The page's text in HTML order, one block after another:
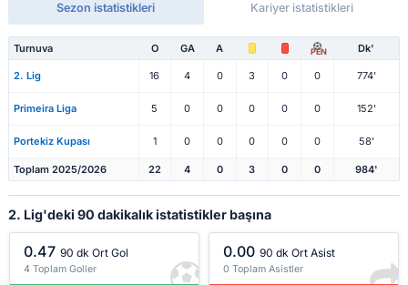
Sezon istatistikleri Kariyer istatistikleri
Turnuva O GA A PEN Dk'
2. Lig 16 4 0 3 0 0 774'
Primeira Liga 5 0 0 0 0 0 152'
Portekiz Kupası 1 0 0 0 0 0 58'
Toplam 2025/2026 22 4 0 3 0 0 984'
2. Lig'deki 90 dakikalık istatistikler başına
0.47 90 dk Ort Gol
4 Toplam Goller
0.00 90 dk Ort Asist
0 Toplam Asistler